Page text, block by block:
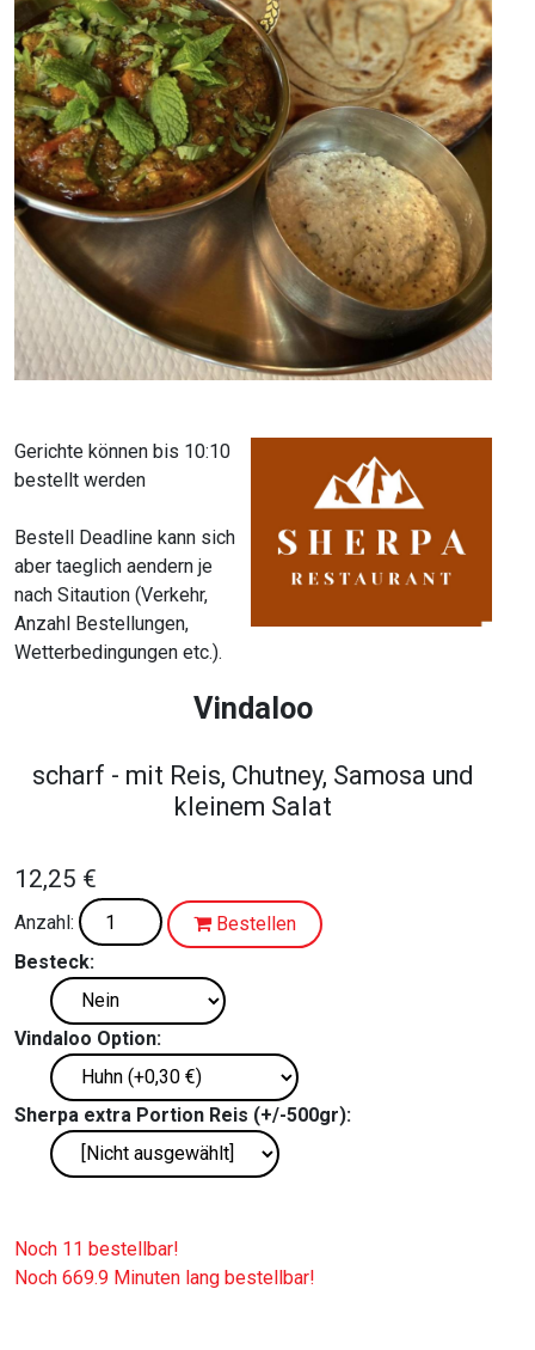
Gerichte können bis 10:10
bestellt werden
Bestell Deadline kann sich
aber taeglich aendern je
nach Sitaution (Verkehr,
Anzahl Bestellungen,
Wetterbedingungen etc.).
Vindaloo
scharf - mit Reis, Chutney, Samosa und
kleinem Salat
12,25 €
Anzahl:
Bestellen
Besteck:
Vindaloo Option:
Sherpa extra Portion Reis (+/-500gr):
Noch 11 bestellbar!
Noch 669.9 Minuten lang bestellbar!